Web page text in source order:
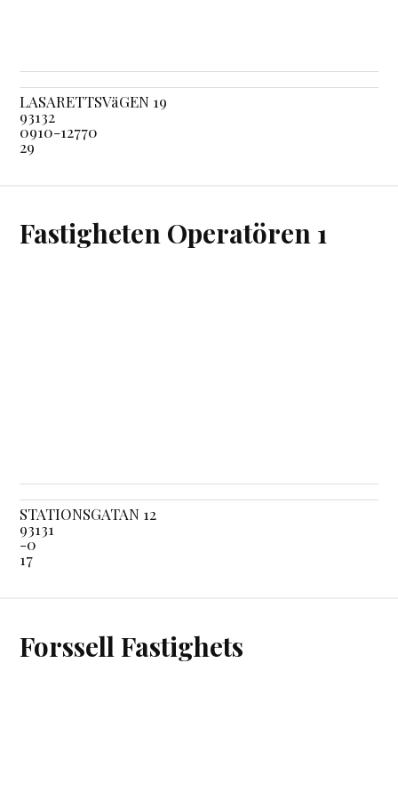
LASARETTSVäGEN 19
93132
0910-12770
29
Fastigheten Operatören 1
STATIONSGATAN 12
93131
-0
17
Forssell Fastighets